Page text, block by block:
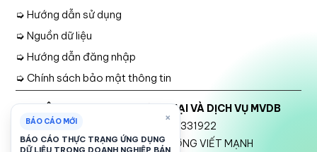
➭ Hướng dẫn sử dụng
➭ Nguồn dữ liệu
➭ Hướng dẫn đăng nhập
➭ Chính sách bảo mật thông tin
CÔNG TY TNHH THƯƠNG MẠI VÀ DỊCH VỤ MVDB
Mã số thuế: 2301331922
Đại diện Pháp luật: TRƯƠNG VIẾT MẠNH
×
BÁO CÁO MỚI
BÁO CÁO THỰC TRẠNG ỨNG DỤNG
DỮ LIỆU TRONG DOANH NGHIỆP BÁN